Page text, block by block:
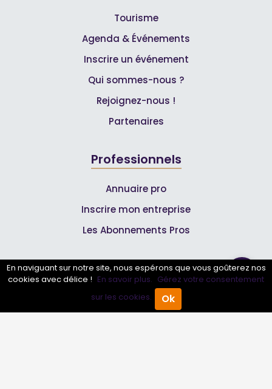
Annuaire Pro Agenda
Tourisme
Agenda & Événements
Inscrire un événement
Qui sommes-nous ?
Rejoignez-nous !
Partenaires
Professionnels
Annuaire pro
Inscrire mon entreprise
Les Abonnements Pros
Infos
Mentions légales et CGV
En naviguant sur notre site, nous espérons que vous goûterez nos
cookies avec délice ! En savoir plus. Gérez votre consentement
sur les cookies.
Ok